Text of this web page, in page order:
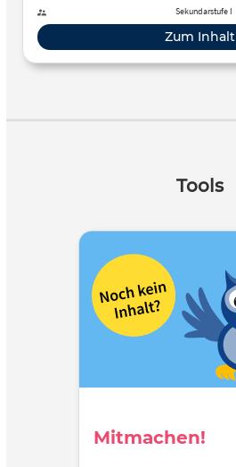
Sekundarstufe I
Zum Inhalt
Tools
Mitmachen!